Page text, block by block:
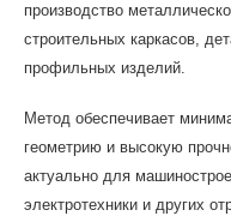
производство
строительных каркасов,
профильных изделий.
Метод обеспечивает
геометрию и высокую
актуально для
электротехники и других